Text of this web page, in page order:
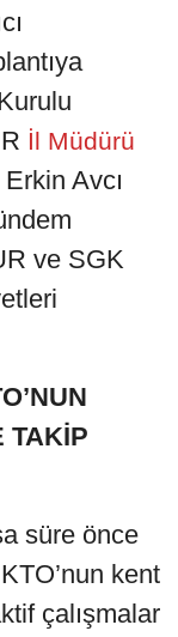
İl Müdürü
Avcı
ve SGK
TAKİP
süre önce
kent
çalışmalar